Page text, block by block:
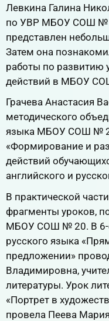
Левкина Галина
по УВР МБОУ СОШ №
представлен
Затем она
работы по развитию
действий в МБОУ
Грачева Анастасия
методического
языка МБОУ СОШ №
«Формирование и
действий
английского и
В практической
фрагменты уроков,
МБОУ СОШ № 20. В 6-
русского языка
предложении»
Владимировна,
литературы. Урок
«Портрет в
провела Пеева